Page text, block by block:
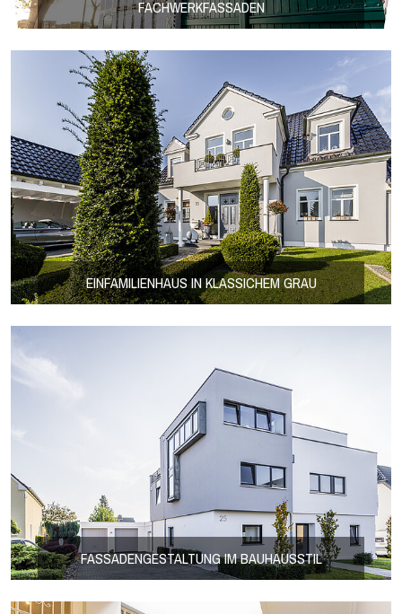
FACHWERKFASSADEN
EINFAMILIENHAUS IN KLASSICHEM GRAU
FASSADENGESTALTUNG IM BAUHAUSSTIL